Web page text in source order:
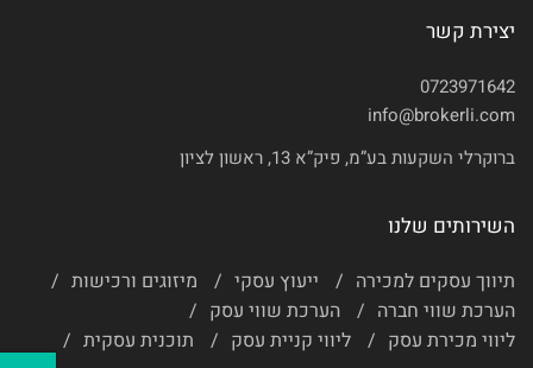
יצירת קשר
0723971642
info@brokerli.com
ברוקרלי השקעות בע”מ, פיק”א 13, ראשון לציון
השירותים שלנו
תיווך עסקים למכירה ייעוץ עסקי
מיזוגים ורכישות
הערכת שווי חברה
הערכת שווי עסק
ליווי מכירת עסק
ליווי קניית עסק תוכנית עסקית